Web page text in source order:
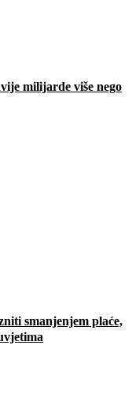
milijarde više nego
smanjenjem plaće,